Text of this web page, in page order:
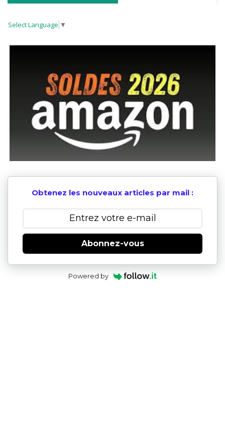
Select Language ▼
Obtenez les nouveaux articles par mail :
Abonnez-vous
Powered by